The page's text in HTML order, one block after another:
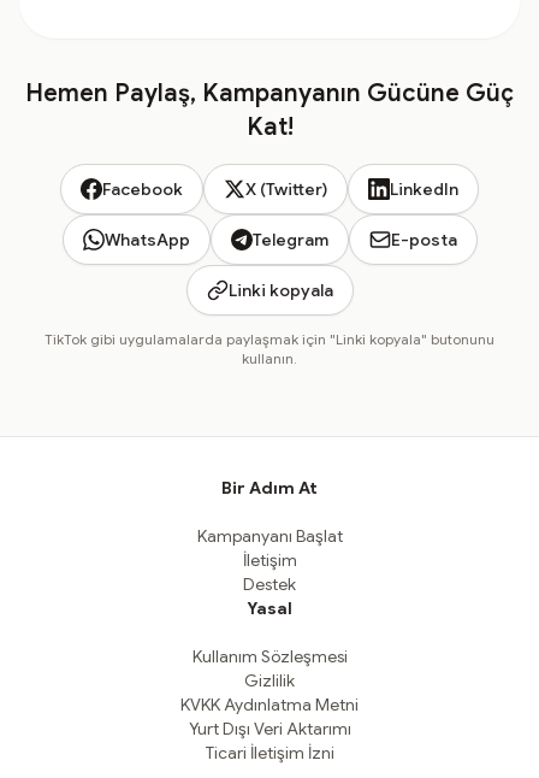
Hemen Paylaş, Kampanyanın Gücüne Güç
Kat!
Facebook X (Twitter) LinkedIn
WhatsApp Telegram E-posta
Linki kopyala
TikTok gibi uygulamalarda paylaşmak için "Linki kopyala" butonunu
kullanın.
Bir Adım At
Kampanyanı Başlat
İletişim
Destek
Yasal
Kullanım Sözleşmesi
Gizlilik
KVKK Aydınlatma Metni
Yurt Dışı Veri Aktarımı
Ticari İletişim İzni